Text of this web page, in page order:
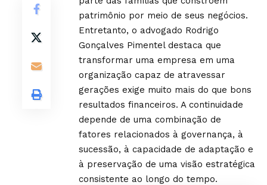
patrimônio por meio de seus negócios.
Entretanto, o advogado Rodrigo
Gonçalves Pimentel destaca que
transformar uma empresa em uma
organização capaz de atravessar
gerações exige muito mais do que bons
resultados financeiros. A continuidade
depende de uma combinação de
fatores relacionados à governança, à
sucessão, à capacidade de adaptação e
à preservação de uma visão estratégica
consistente ao longo do tempo.